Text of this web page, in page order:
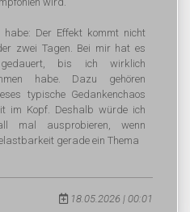
Der Effekt kommt nicht
zwei Tagen. Bei mir hat es
bis ich wirklich
habe. Dazu gehören
typische Gedankenchaos
im Kopf. Deshalb würde ich
mal ausprobieren, wenn
gerade ein Thema
18.05.2026 | 00:01